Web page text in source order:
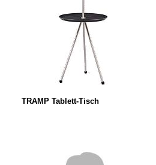
TRAMP Tablett-Tisch